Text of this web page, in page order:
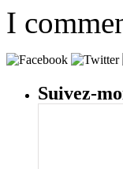
I
Suivez-